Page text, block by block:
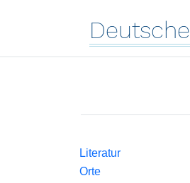
Deutsche
Literatur
Orte